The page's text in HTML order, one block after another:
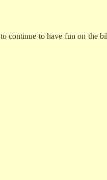
continue to have fun on